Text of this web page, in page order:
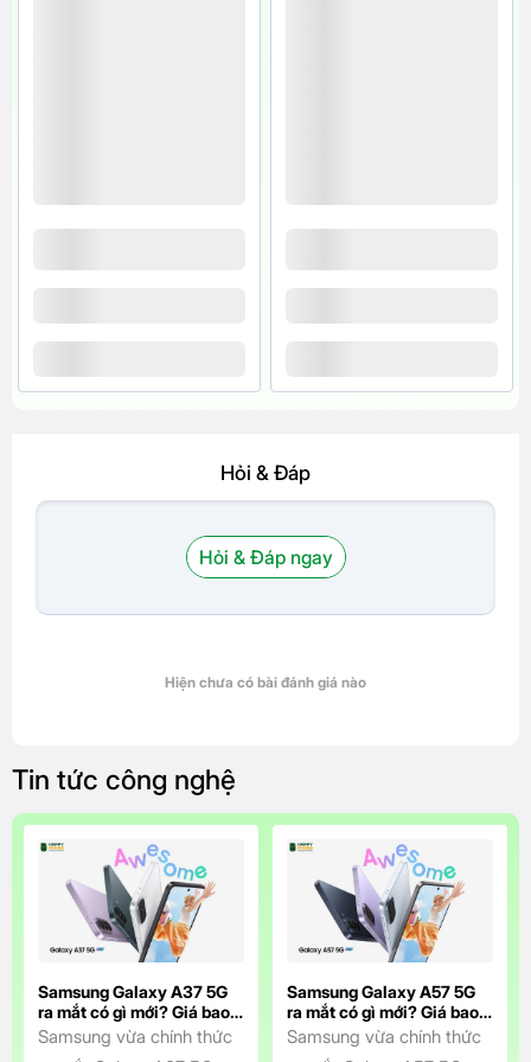
Hỏi & Đáp
Hỏi & Đáp ngay
Hiện chưa có bài đánh giá nào
Tin tức công nghệ
Samsung Galaxy A37 5G
ra mắt có gì mới? Giá bao
nhiêu?
Samsung vừa chính thức
Samsung Galaxy A57 5G
ra mắt có gì mới? Giá bao
nhiêu?
Samsung vừa chính thức